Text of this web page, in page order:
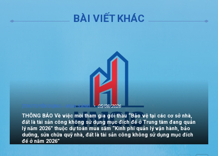
BÀI VIẾT KHÁC
[TIN TUYỂN DỤNG - MUA SẮM] 05/08/2026
THÔNG BÁO Về việc mời tham gia gói thầu “Bảo vệ tại các cơ sở nhà,
đất là tài sản công không sử dụng mục đích để ở Trung tâm đang quản
lý năm 2026” thuộc dự toán mua sắm “Kinh phí quản lý vận hành, bảo
dưỡng, sửa chữa quỹ nhà, đất là tài sản công không sử dụng mục đích
để ở năm 2026”